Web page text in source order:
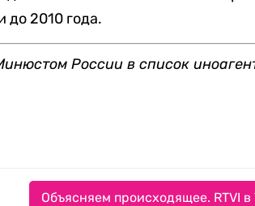
до 2010 года.
России в список
Объясняем происходящее. RTVI в